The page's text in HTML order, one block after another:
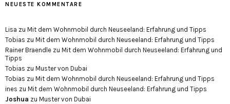
NEUESTE KOMMENTARE
Lisa zu Mit dem Wohnmobil durch Neuseeland: Erfahrung und Tipps
Tobias zu Mit dem Wohnmobil durch Neuseeland: Erfahrung und Tipps
Rainer Braendle zu Mit dem Wohnmobil durch Neuseeland: Erfahrung und
Tipps
Tobias zu Muster von Dubai
Tobias zu Mit dem Wohnmobil durch Neuseeland: Erfahrung und Tipps
ines zu Mit dem Wohnmobil durch Neuseeland: Erfahrung und Tipps
Joshua zu Muster von Dubai